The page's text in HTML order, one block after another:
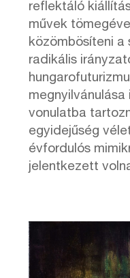
reflektáló
művek
közömbösíteni a
radikális
vonulatba
egyidejűség
évfordulós
jelentkezett